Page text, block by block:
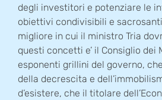
degli investitori e potenziare le
obiettivi condivisibili e
migliore in cui il ministro Tria
questi concetti e’ il Consiglio dei
esponenti grillini del governo,
della decrescita e
d’esistere, che il titolare